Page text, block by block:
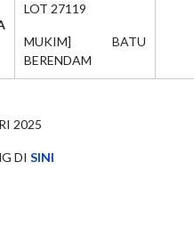
LOT 27119
MUKIM] BATU
BERENDAM
2025
DI SINI